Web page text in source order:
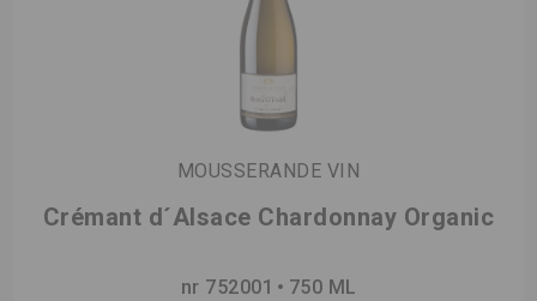
MOUSSERANDE VIN
Crémant d´Alsace Chardonnay Organic
nr 752001 750 ML